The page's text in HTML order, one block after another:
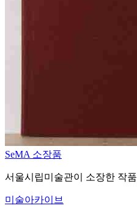
SeMA 소장품
서울시립미술관이 소장한 작품
미술아카이브